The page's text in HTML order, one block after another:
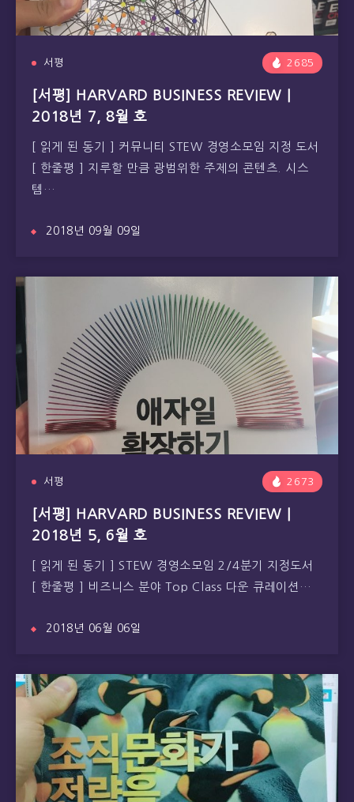
서평 2685
[서평] HARVARD BUSINESS REVIEW |
2018년 7, 8월 호
[ 읽게 된 동기 ] 커뮤니티 STEW 경영소모임 지정 도서
[ 한줄평 ] 지루할 만큼 광범위한 주제의 콘텐츠. 시스
템…
2018년 09월 09일
서평 2673
[서평] HARVARD BUSINESS REVIEW |
2018년 5, 6월 호
[ 읽게 된 동기 ] STEW 경영소모임 2/4분기 지정도서
[ 한줄평 ] 비즈니스 분야 Top Class 다운 큐레이션…
2018년 06월 06일